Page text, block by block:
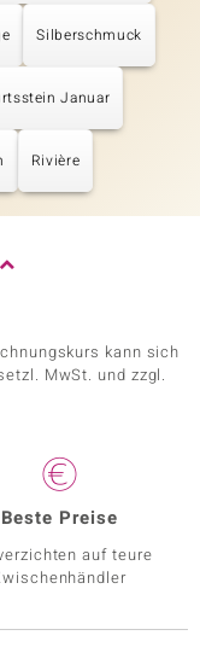
Silberschmuck
Januar
Rivière
kann sich
MwSt. und zzgl.
Beste Preise
auf teure